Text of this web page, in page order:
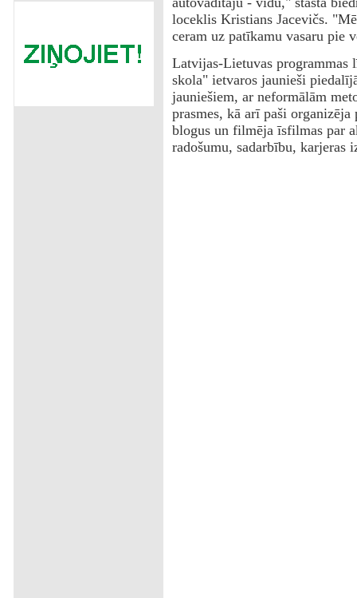
loceklis Kristians Jacevičs.
ceram uz patīkamu vasaru pie
Latvijas-Lietuvas programmas
skola" ietvaros jaunieši
jauniešiem, ar neformālām
prasmes, kā arī paši
blogus un filmēja īsfilmas par
radošumu, sadarbību, karjeras